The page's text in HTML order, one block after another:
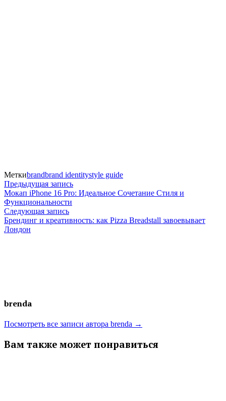
Меткиbrandbrand identitystyle guide
Навигация
по
записям
Предыдущая записьПредыдущая
запись:
Мокап iPhone 16 Pro: Идеальное Сочетание Стиля и
Функциональности
Следующая записьСледующая
запись:
Брендинг и креативность: как Pizza Breadstall завоевывает
Лондон
brenda
Посмотреть все записи автора brenda →
Вам также может понравиться